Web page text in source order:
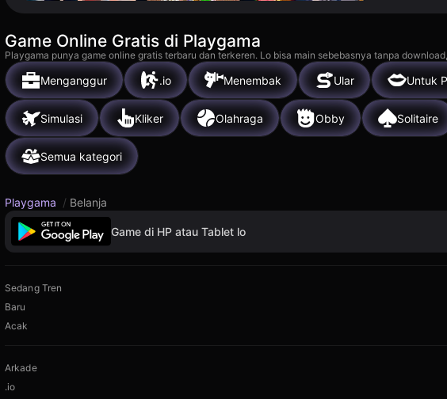
Game Online Gratis di Playgama
Playgama punya game online gratis terbaru dan terkeren. Lo bisa main sebebasnya tanpa
Menganggur .io Menembak Ular Untuk
Simulasi Kliker Olahraga Obby Solitaire
Semua kategori
Playgama / Belanja
Game di HP atau Tablet lo
Sedang Tren
Baru
Acak
Arkade
.io